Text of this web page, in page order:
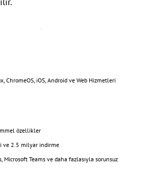
ChromeOS, iOS, Android ve Web Hizmetleri
özellikler
ve 2.5 milyar indirme
Microsoft Teams ve daha fazlasıyla sorunsuz